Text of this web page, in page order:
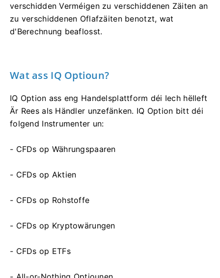
verschidden Verméigen zu verschiddenen Zäiten an
zu verschiddenen Oflafzäiten benotzt, wat
d'Berechnung beaflosst.
Wat ass IQ Optioun?
IQ Option ass eng Handelsplattform déi Iech hëlleft
Är Rees als Händler unzefänken. IQ Option bitt déi
folgend Instrumenter un:
- CFDs op Währungspaaren
- CFDs op Aktien
- CFDs op Rohstoffe
- CFDs op Kryptowärungen
- CFDs op ETFs